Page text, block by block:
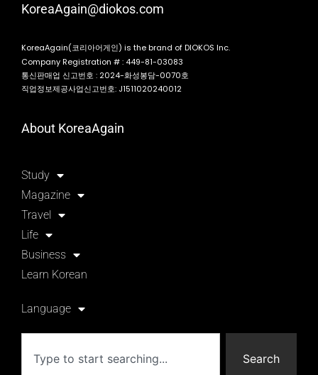
KoreaAgain@diokos.com
KoreaAgain(코리아어게인) is the brand of DIOKOS Inc.
Company Registration # : 449-81-03083
통신판매업 신고번호 : 2024-화성봉담-0070호
직업정보제공사업신고번호: J1511020240012
About KoreaAgain
Study
Magazine
Travel
Life
Business
Learn Korean
Language
Search